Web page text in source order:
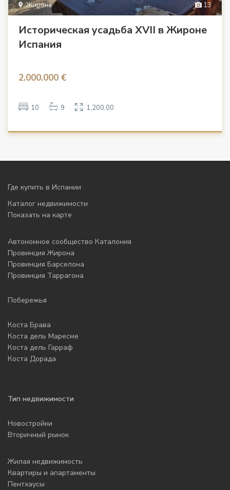
13
Жирона
Историческая усадьба XVII в Жироне
Испания
2.000.000 €
10 9 1,200.00
Где купить в Испании
Каталог недвижимости
Показать на карте
Автономное сообщество Каталония
Провинция Жирона
Провинция Барселона
Провинция Таррагона
Побережья
Коста Брава
Коста дель Маресме
Коста дель Гарраф
Коста Дорада
Тип недвижимости
Новостройки
Вторичный рынок
Жилая недвижимость
Квартиры и апартаменты
Пентхаусы